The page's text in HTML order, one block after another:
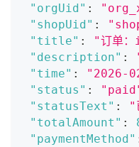
"orgUid" :
"shopUid" :
"title" : "订单
"description" :
"time" : "2026-
"status" :
"statusText" : "
"totalAmount" :
"paymentMethod"